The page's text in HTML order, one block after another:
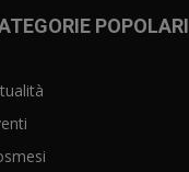
POPOLARI